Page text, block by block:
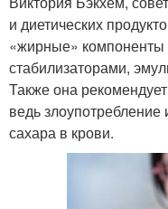
и диетических
«жирные»
стабилизаторами,
Также она
ведь
сахара в крови.